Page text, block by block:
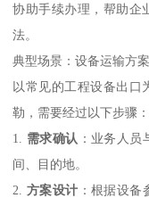
协助手续办理，帮助企
法。
典型场景：设备运输方
以常见的工程设备出口
勒，需要经过以下步骤：
1. 需求确认 ：业务人
间、目的地。
2. 方案设计 ：根据设